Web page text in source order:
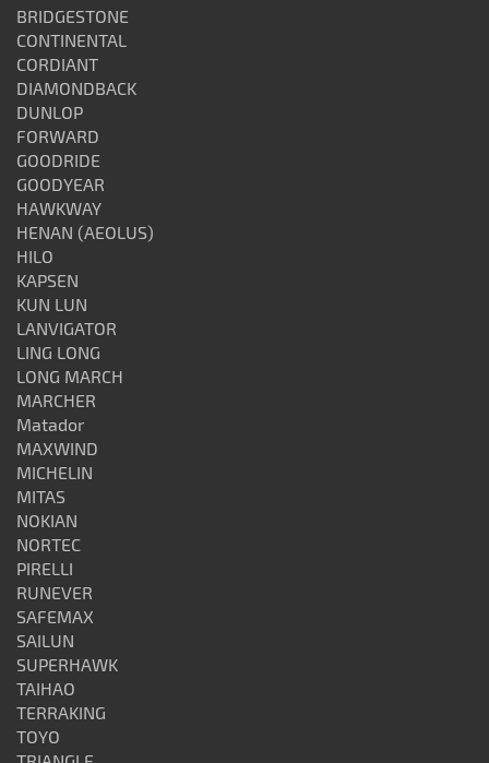
BRIDGESTONE
CONTINENTAL
CORDIANT
DIAMONDBACK
DUNLOP
FORWARD
GOODRIDE
GOODYEAR
HAWKWAY
HENAN (AEOLUS)
HILO
KAPSEN
KUN LUN
LANVIGATOR
LING LONG
LONG MARCH
MARCHER
Matador
MAXWIND
MICHELIN
MITAS
NOKIAN
NORTEC
PIRELLI
RUNEVER
SAFEMAX
SAILUN
SUPERHAWK
TAIHAO
TERRAKING
TOYO